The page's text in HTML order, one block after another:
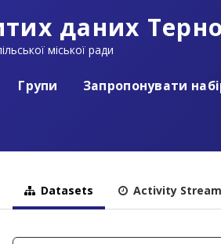
даних
міської ради
Групи Запропонувати
Datasets Activity Stream